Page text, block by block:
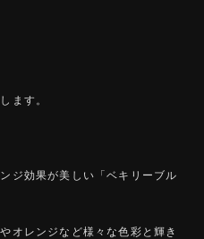
ます。
ジ効果が美しい「ベキリーブル
オレンジなど様々な色彩と輝き